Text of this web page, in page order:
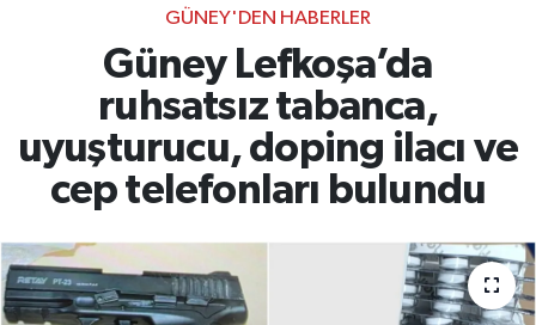
GÜNEY'DEN HABERLER
Güney Lefkoşa’da
ruhsatsız tabanca,
uyuşturucu, doping ilacı ve
cep telefonları bulundu
Tüm Manşetler
Son Dakika Haberleri
Haber Arşivi